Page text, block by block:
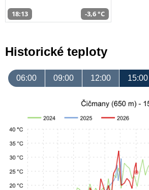
18:13 -3,6 °C
Historické teploty
06:00 09:00 12:00 15:00